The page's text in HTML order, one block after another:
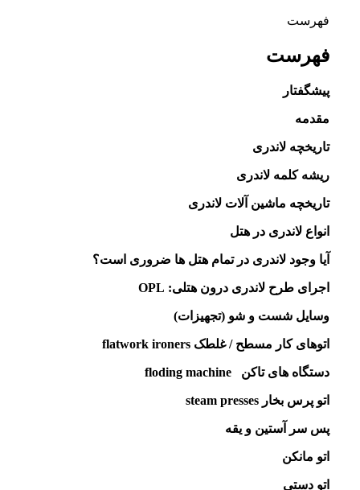
فهرست
فهرست
پیشگفتار
مقدمه
تاریخچه لاندری
ریشه کلمه لاندری
تاریخچه ماشین آلات لاندری
انواع لاندری در هتل
آیا وجود لاندری در تمام هتل ها ضروری است؟
اجرای طرح لاندری درون هتلی:‌ OPL
وسایل شست و شو (تجهیزات)
اتوهای کار مسطح / غلطک flatwork ironers
دستگاه های تاکن floding machine
اتو پرس بخار steam presses
پس سر آستین و یقه
اتو مانکن
اتو دستی